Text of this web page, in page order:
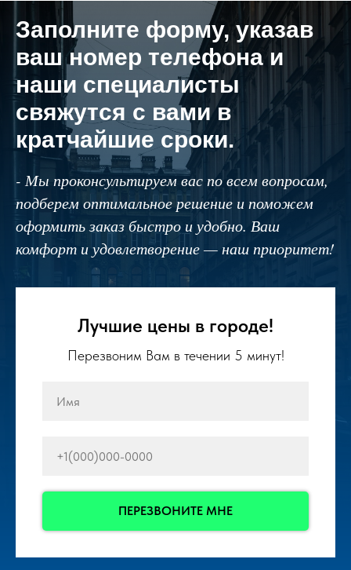
Заполните форму, указав
ваш номер телефона и
наши специалисты
свяжутся с вами в
кратчайшие сроки.
- Мы проконсультируем вас по всем вопросам,
подберем оптимальное решение и поможем
оформить заказ быстро и удобно. Ваш
комфорт и удовлетворение — наш приоритет!
Лучшие цены в городе!
Перезвоним Вам в течении 5 минут!
ПЕРЕЗВОНИТЕ МНЕ